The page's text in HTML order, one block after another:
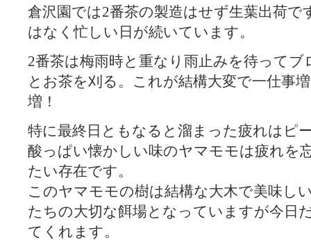
倉沢園では2番茶の製造はせず生葉出荷で
はなく忙しい日が続いています。
2番茶は梅雨時と重なり雨止みを待って
とお茶を刈る。これが結構大変で一仕事
増！
特に最終日ともなると溜まった疲れはピ
酸っぱい懐かしい味のヤマモモは疲れを
たい存在です。
このヤマモモの樹は結構な大木で美味し
たちの大切な餌場となっていますが今日
てくれます。